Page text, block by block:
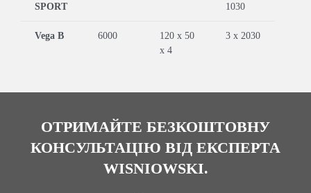
SPORT
1030
Vega B 6000
120 x 50
x 4
3 x 2030
ОТРИМАЙТЕ БЕЗКОШТОВНУ
КОНСУЛЬТАЦІЮ ВІД ЕКСПЕРТА
WISNIOWSKI.